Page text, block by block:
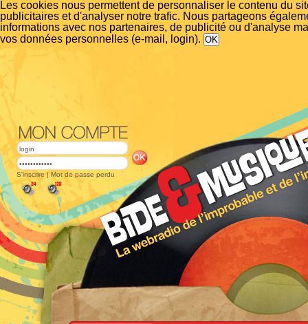
Les cookies nous permettent de personnaliser le contenu du
publicitaires et d'analyser notre trafic. Nous partageons
informations avec nos partenaires, de publicité ou d'analyse
vos données personnelles (e-mail, login).
S'inscrire | Mot de passe perdu